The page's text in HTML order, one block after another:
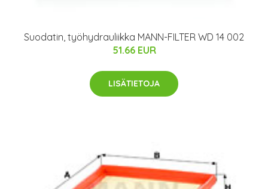
Suodatin, työhydrauliikka MANN-FILTER WD 14 002
51.66 EUR
LISÄTIETOJA